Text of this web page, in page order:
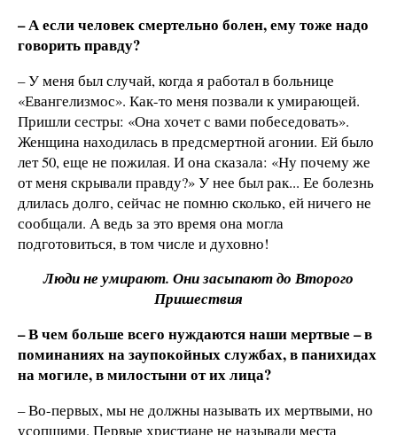
– А если человек смертельно болен, ему тоже надо
говорить правду?
– У меня был случай, когда я работал в больнице
«Евангелизмос». Как-то меня позвали к умирающей.
Пришли сестры: «Она хочет с вами побеседовать».
Женщина находилась в предсмертной агонии. Ей было
лет 50, еще не пожилая. И она сказала: «Ну почему же
от меня скрывали правду?» У нее был рак... Ее болезнь
длилась долго, сейчас не помню сколько, ей ничего не
сообщали. А ведь за это время она могла
подготовиться, в том числе и духовно!
Люди не умирают. Они засыпают до Второго
Пришествия
– В чем больше всего нуждаются наши мертвые – в
поминаниях на заупокойных службах, в панихидах
на могиле, в милостыни от их лица?
– Во-первых, мы не должны называть их мертвыми, но
усопшими. Первые христиане не называли места